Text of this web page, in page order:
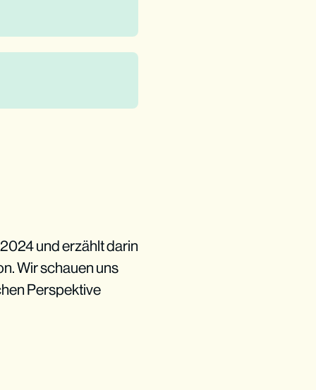
und erzählt darin
Wir schauen uns
Perspektive